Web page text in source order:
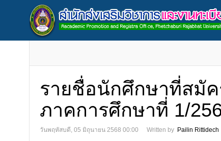
รายชื่อนักศึกษาที่สมั
ภาคการศึกษาที่ 1/
วันพฤหัสบดี, 05 มิถุนายน 2568 00:00 Written by Pailin Rittidech